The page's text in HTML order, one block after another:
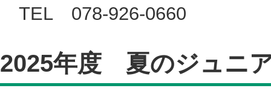
TEL 078-926-0660
2025年度 夏のジュニ